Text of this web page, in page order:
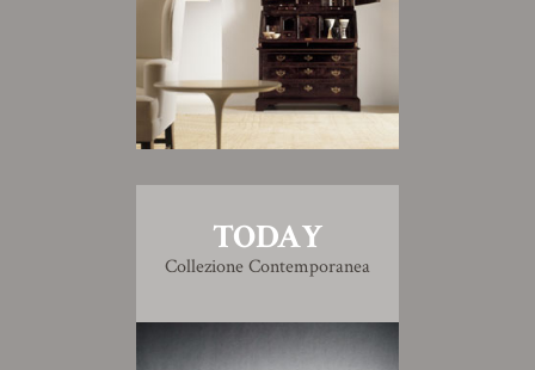
TODAY
Collezione Contemporanea